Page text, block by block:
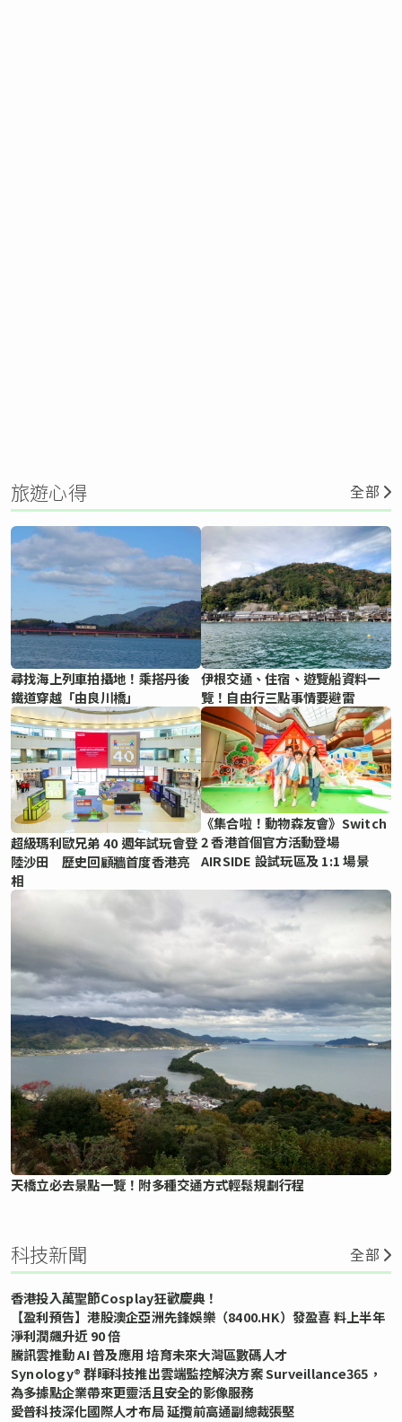
旅遊心得 全部
尋找海上列車拍攝地！乘搭丹後
鐵道穿越「由良川橋」
伊根交通、住宿、遊覽船資料一
覽！自由行三點事情要避雷
超級瑪利歐兄弟 40 週年試玩會登
陸沙田 歷史回顧牆首度香港亮
相
《集合啦！動物森友會》Switch
2 香港首個官方活動登場
AIRSIDE 設試玩區及 1:1 場景
天橋立必去景點一覽！附多種交通方式輕鬆規劃行程
科技新聞 全部
香港投入萬聖節Cosplay狂歡慶典！
【盈利預告】港股澳企亞洲先鋒娛樂（8400.HK）發盈喜 料上半年
淨利潤飆升近 90 倍
騰訊雲推動 AI 普及應用 培育未來大灣區數碼人才
Synology® 群暉科技推出雲端監控解決方案 Surveillance365，
為多據點企業帶來更靈活且安全的影像服務
愛普科技深化國際人才布局 延攬前高通副總裁張堅